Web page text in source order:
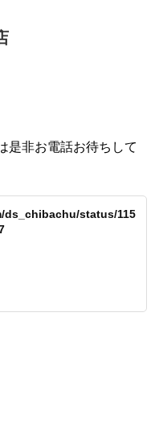
是非お電話お待ちして
ds_chibachu/status/115